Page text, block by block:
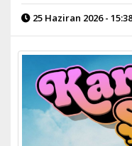
25 Haziran 2026 - 15:38